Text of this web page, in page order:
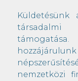
Küldetésünk
társadalmi
nemzetközi